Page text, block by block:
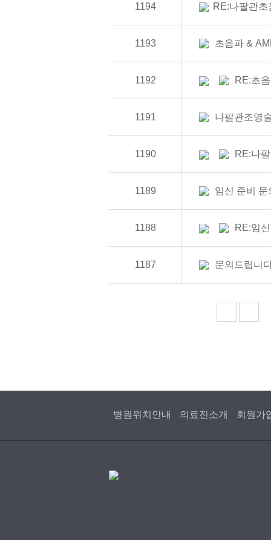
1194 RE:나팔관초
1193 초음파 &
1192 RE:초
1191 나팔관조영
1190 RE:나
1189 임신 준비 문
1188 RE:임
1187 문의드립니
병원위치안내 의료진소개 회원가